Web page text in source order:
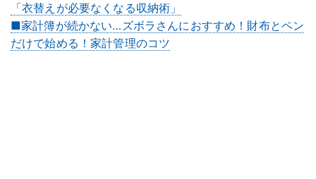
「衣替えが必要なくなる収納術」
■家計簿が続かない…ズボラさんにおすすめ！財布とペン
だけで始める！家計管理のコツ